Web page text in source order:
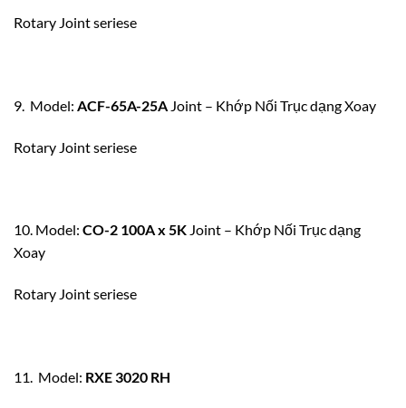
Rotary Joint seriese
9. Model: ACF-65A-25A Joint – Khớp Nối Trục dạng Xoay
Rotary Joint seriese
10. Model: CO-2 100A x 5K Joint – Khớp Nối Trục dạng
Xoay
Rotary Joint seriese
11. Model: RXE 3020 RH